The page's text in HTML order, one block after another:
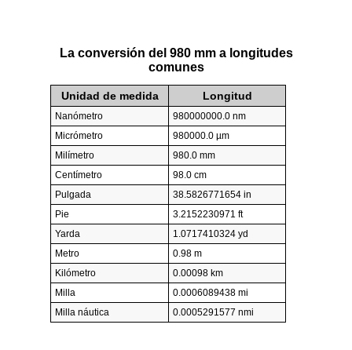
La conversión del 980 mm a longitudes
comunes
Unidad de medida Longitud
Nanómetro
980000000.0 nm
Micrómetro
980000.0 µm
Milímetro
980.0 mm
Centímetro
98.0 cm
Pulgada
38.5826771654 in
Pie
3.2152230971 ft
Yarda
1.0717410324 yd
Metro
0.98 m
Kilómetro
0.00098 km
Milla
0.0006089438 mi
Milla náutica
0.0005291577 nmi